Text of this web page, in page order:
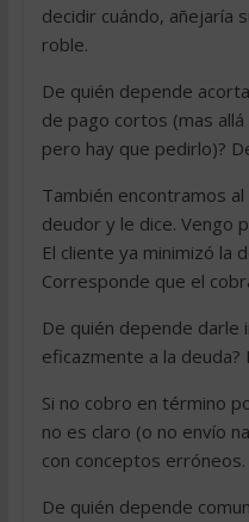
decidir cuándo, añejaría
roble.
De quién depende
de pago cortos (mas
pero hay que pedirlo)?
También encontramos
deudor y le dice. Vengo
El cliente ya minimizó la
Corresponde que el
De quién depende darle
eficazmente a la deuda?
Si no cobro en término
no es claro (o no envío
con conceptos erróneos.
De quién depende